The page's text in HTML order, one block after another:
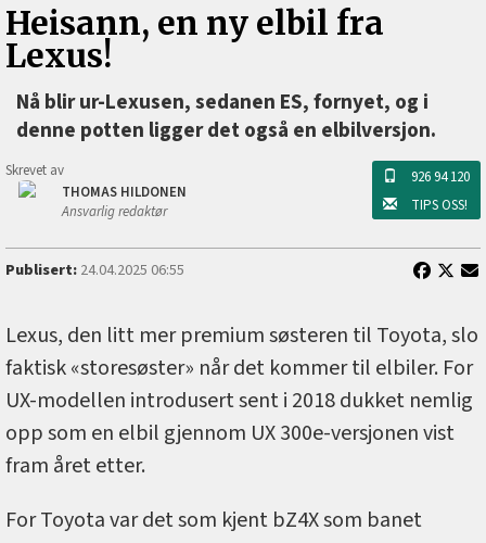
Heisann, en ny elbil fra
Lexus!
Nå blir ur-Lexusen, sedanen ES, fornyet, og i
denne potten ligger det også en elbilversjon.
Skrevet av
THOMAS HILDONEN
Ansvarlig redaktør
926 94 120
TIPS OSS!
Publisert:24.04.2025 06:55
Lexus, den litt mer premium søsteren til Toyota, slo
faktisk «storesøster» når det kommer til elbiler. For
UX-modellen introdusert sent i 2018 dukket nemlig
opp som en elbil gjennom UX 300e-versjonen vist
fram året etter.
For Toyota var det som kjent bZ4X som banet